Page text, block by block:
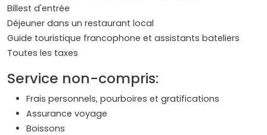
Billest d'entrée
Déjeuner dans un restaurant local
Guide touristique francophone et assistants bateliers
Toutes les taxes
Service non-compris:
Frais personnels, pourboires et gratifications
Assurance voyage
Boissons